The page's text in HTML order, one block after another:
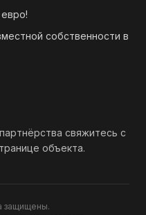
собственности в
свяжитесь с
объекта.
защищены.